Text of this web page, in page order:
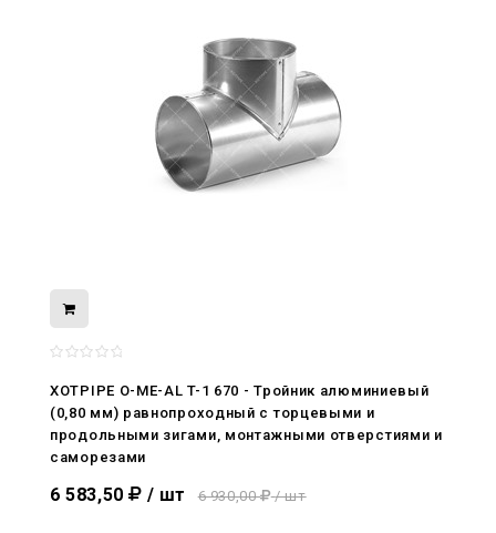
XOTPIPE O-ME-AL T-1 670 - Тройник алюминиевый
(0,80 мм) равнопроходный с торцевыми и
продольными зигами, монтажными отверстиями и
саморезами
6 583,50 / шт 6 930,00 / шт
С Днём Победы. Память, которая с
29.04.2026